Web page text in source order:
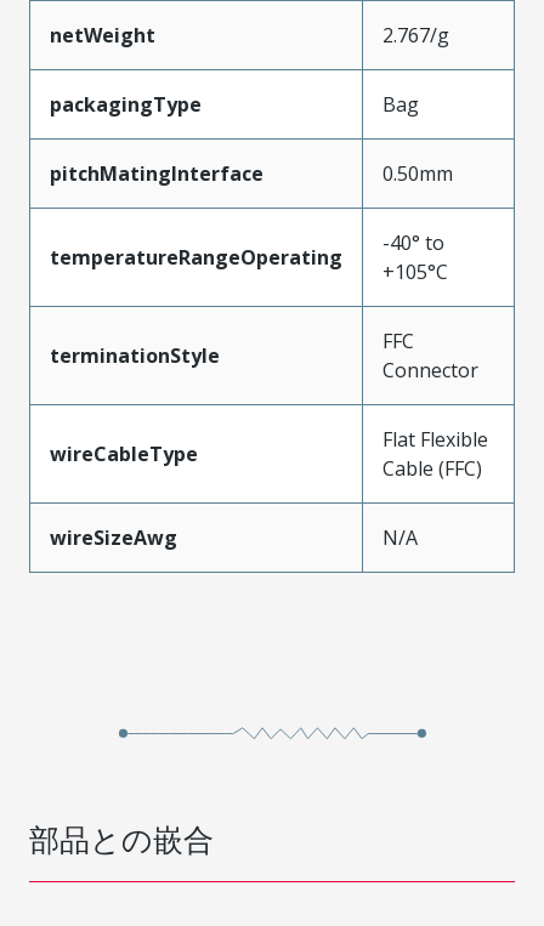
netWeight 2.767/g
packagingType Bag
pitchMatingInterface 0.50mm
temperatureRangeOperating
-40° to
+105°C
terminationStyle
FFC
Connector
wireCableType
Flat Flexible
Cable (FFC)
wireSizeAwg N/A
部品との嵌合